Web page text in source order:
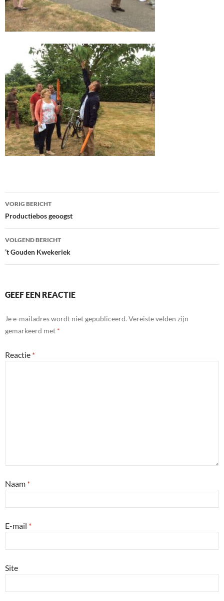
Bericht
navigatie
VORIG BERICHT
Productiebos geoogst
VOLGEND BERICHT
’t Gouden Kwekeriek
GEEF EEN REACTIE
Je e-mailadres wordt niet gepubliceerd. Vereiste velden zijn
gemarkeerd met *
Reactie *
Naam *
E-mail *
Site